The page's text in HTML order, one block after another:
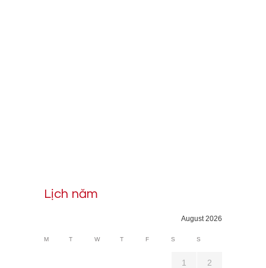
Lịch năm
August 2026
M T W T F S S
1 2